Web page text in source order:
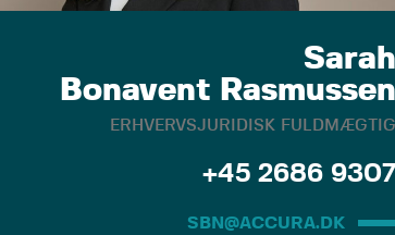
Sarah
Bonavent Rasmussen
ERHVERVSJURIDISK FULDMÆGTIG
+45 2686 9307
SBN@ACCURA.DK